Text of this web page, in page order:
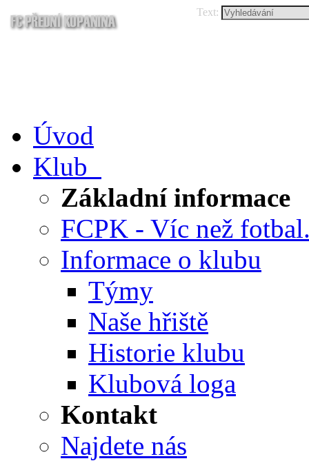
Text:
Úvod
Klub
Základní informace
FCPK - Víc než
Informace o klubu
Týmy
Naše hřiště
Historie klubu
Klubová loga
Kontakt
Najdete nás